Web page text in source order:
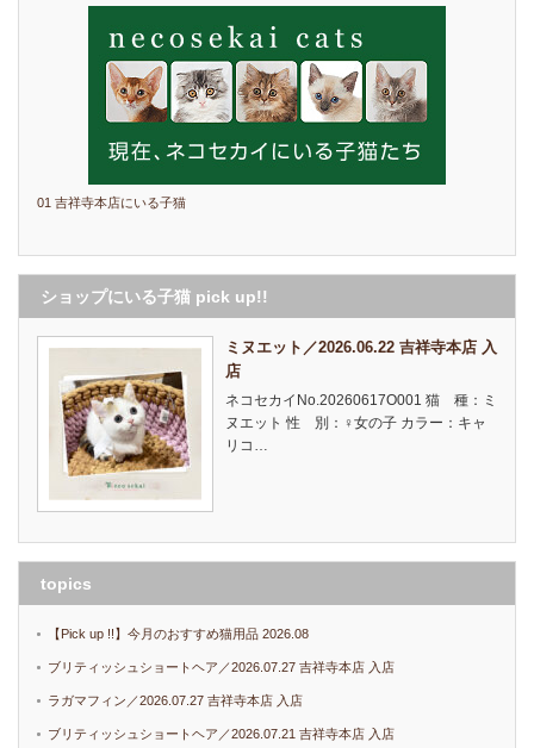
01 吉祥寺本店にいる子猫
ショップにいる子猫 pick up!!
ミヌエット／2026.06.22 吉祥寺本店 入
店
ネコセカイNo.20260617O001 猫 種：ミ
ヌエット 性 別：♀女の子 カラー：キャ
リコ…
topics
【Pick up !!】今月のおすすめ猫用品 2026.08
ブリティッシュショートヘア／2026.07.27 吉祥寺本店 入店
ラガマフィン／2026.07.27 吉祥寺本店 入店
ブリティッシュショートヘア／2026.07.21 吉祥寺本店 入店